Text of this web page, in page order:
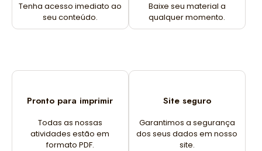
Tenha acesso imediato ao
seu conteúdo.
Baixe seu material a
qualquer momento.
Pronto para imprimir
Todas as nossas
atividades estão em
formato PDF.
Site seguro
Garantimos a segurança
dos seus dados em nosso
site.